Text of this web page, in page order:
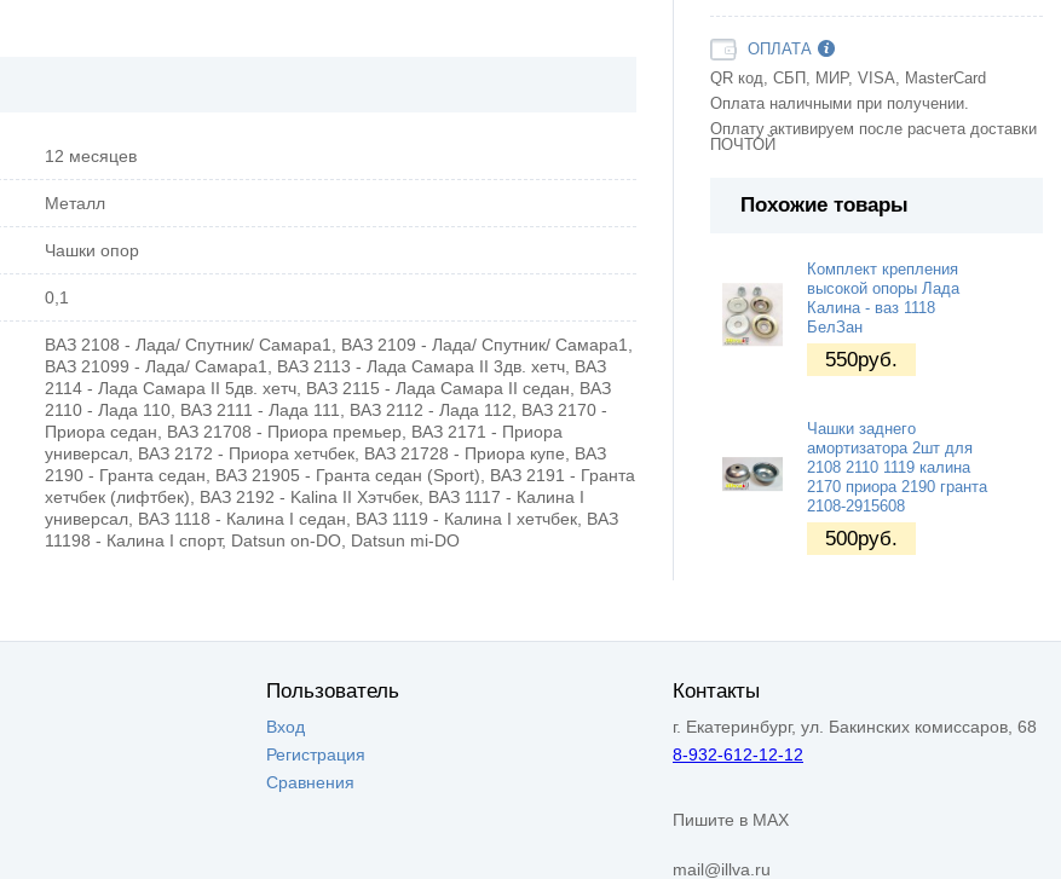
12 месяцев
Металл
Чашки опор
0,1
ВАЗ 2108 - Лада/ Спутник/ Самара1, ВАЗ 2109 - Лада/ Спутник/ Самара1,
ВАЗ 21099 - Лада/ Самара1, ВАЗ 2113 - Лада Самара II 3дв. хетч, ВАЗ
2114 - Лада Самара II 5дв. хетч, ВАЗ 2115 - Лада Самара II седан, ВАЗ
2110 - Лада 110, ВАЗ 2111 - Лада 111, ВАЗ 2112 - Лада 112, ВАЗ 2170 -
Приора седан, ВАЗ 21708 - Приора премьер, ВАЗ 2171 - Приора
универсал, ВАЗ 2172 - Приора хетчбек, ВАЗ 21728 - Приора купе, ВАЗ
2190 - Гранта седан, ВАЗ 21905 - Гранта седан (Sport), ВАЗ 2191 - Гранта
хетчбек (лифтбек), ВАЗ 2192 - Kalina II Хэтчбек, ВАЗ 1117 - Калина I
универсал, ВАЗ 1118 - Калина I седан, ВАЗ 1119 - Калина I хетчбек, ВАЗ
11198 - Калина I спорт, Datsun on-DO, Datsun mi-DO
ОПЛАТА
QR код, СБП, МИР, VISA, MasterCard
Оплата наличными при получении.
Оплату активируем после расчета доставки
ПОЧТОЙ
Похожие товары
Комплект крепления
высокой опоры Лада
Калина - ваз 1118
БелЗан
550руб.
Чашки заднего
амортизатора 2шт для
2108 2110 1119 калина
2170 приора 2190 гранта
2108-2915608
500руб.
Пользователь
Вход
Регистрация
Сравнения
Контакты
г. Екатеринбург, ул. Бакинских комиссаров, 68
8-932-612-12-12
Пишите в MAX
mail@illva.ru